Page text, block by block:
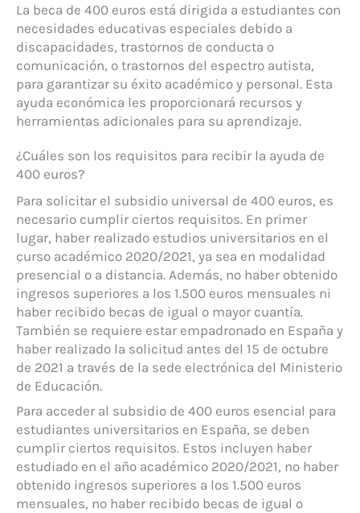
La beca de 400 euros está dirigida a estudiantes con
necesidades educativas especiales debido a
discapacidades, trastornos de conducta o
comunicación, o trastornos del espectro autista,
para garantizar su éxito académico y personal. Esta
ayuda económica les proporcionará recursos y
herramientas adicionales para su aprendizaje.
¿Cuáles son los requisitos para recibir la ayuda de
400 euros?
Para solicitar el subsidio universal de 400 euros, es
necesario cumplir ciertos requisitos. En primer
lugar, haber realizado estudios universitarios en el
curso académico 2020/2021, ya sea en modalidad
presencial o a distancia. Además, no haber obtenido
ingresos superiores a los 1.500 euros mensuales ni
haber recibido becas de igual o mayor cuantía.
También se requiere estar empadronado en España y
haber realizado la solicitud antes del 15 de octubre
de 2021 a través de la sede electrónica del Ministerio
de Educación.
Para acceder al subsidio de 400 euros esencial para
estudiantes universitarios en España, se deben
cumplir ciertos requisitos. Estos incluyen haber
estudiado en el año académico 2020/2021, no haber
obtenido ingresos superiores a los 1.500 euros
mensuales, no haber recibido becas de igual o